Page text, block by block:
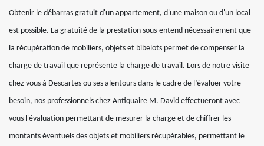
Obtenir le débarras gratuit d'un appartement, d'une maison ou d'un local
est possible. La gratuité de la prestation sous-entend nécessairement que
la récupération de mobiliers, objets et bibelots permet de compenser la
charge de travail que représente la charge de travail. Lors de notre visite
chez vous à Descartes ou ses alentours dans le cadre de l’évaluer votre
besoin, nos professionnels chez Antiquaire M. David effectueront avec
vous l'évaluation permettant de mesurer la charge et de chiffrer les
montants éventuels des objets et mobiliers récupérables, permettant le